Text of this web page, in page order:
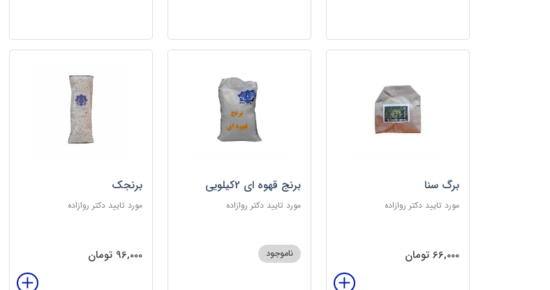
برگ سنا
مورد تایید دکتر روازاده
66,000 تومان
برنج قهوه ای 2کیلویی
مورد تایید دکتر روازاده
ناموجود
برنجک
مورد تایید دکتر روازاده
96,000 تومان